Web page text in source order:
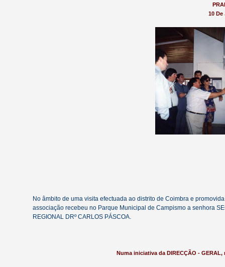
10 De
No âmbito de uma visita efectuada ao distrito de Coimbra e
associação recebeu no Parque Municipal de Campismo a senhora
REGIONAL DRº CARLOS PÁSCOA.
Numa iniciativa da DIRECÇÃO -